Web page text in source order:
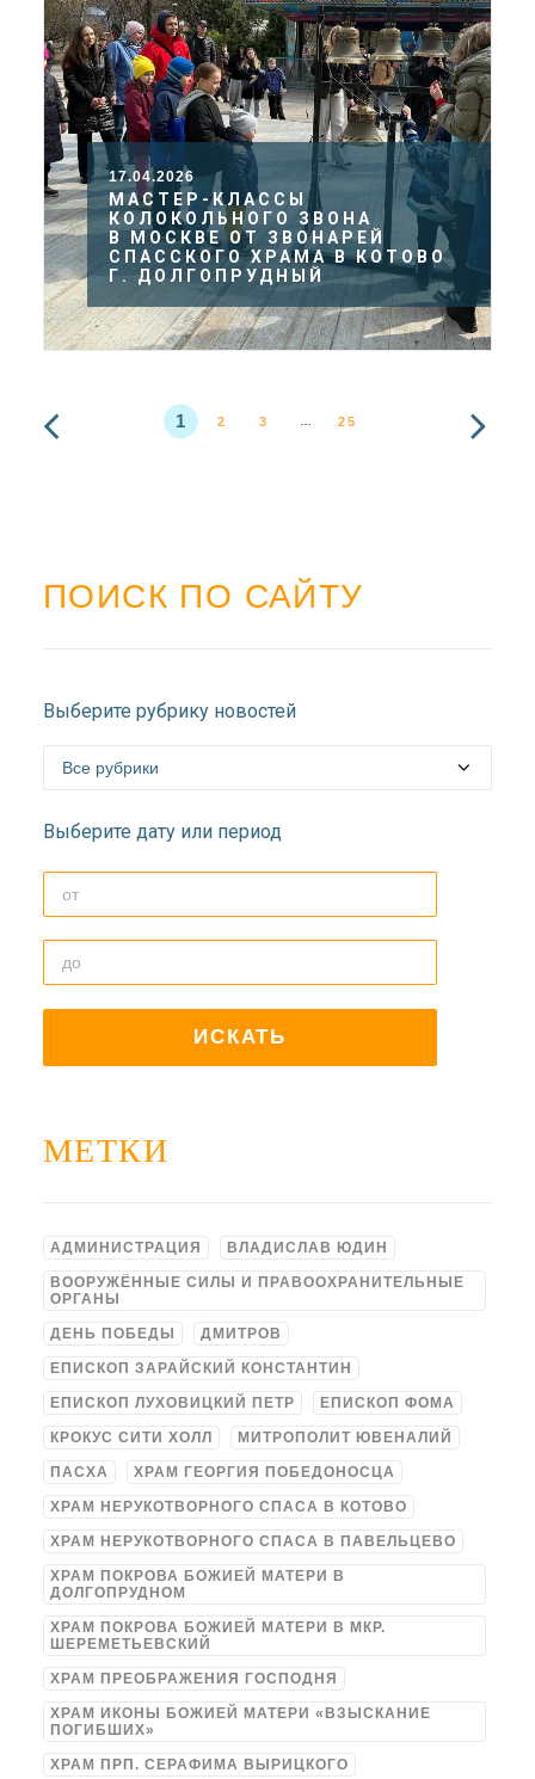
17.04.2026
МАСТЕР-КЛАССЫ
КОЛОКОЛЬНОГО ЗВОНА
В МОСКВЕ ОТ ЗВОНАРЕЙ
СПАССКОГО ХРАМА В КОТОВО
Г. ДОЛГОПРУДНЫЙ
1 2 3 … 25
ПОИСК ПО САЙТУ
Выберите рубрику новостей
Выберите дату или период
МЕТКИ
АДМИНИСТРАЦИЯ ВЛАДИСЛАВ ЮДИН
ВООРУЖЁННЫЕ СИЛЫ И ПРАВООХРАНИТЕЛЬНЫЕ
ОРГАНЫ
ДЕНЬ ПОБЕДЫ ДМИТРОВ
ЕПИСКОП ЗАРАЙСКИЙ КОНСТАНТИН
ЕПИСКОП ЛУХОВИЦКИЙ ПЕТР ЕПИСКОП ФОМА
КРОКУС СИТИ ХОЛЛ МИТРОПОЛИТ ЮВЕНАЛИЙ
ПАСХА ХРАМ ГЕОРГИЯ ПОБЕДОНОСЦА
ХРАМ НЕРУКОТВОРНОГО СПАСА В КОТОВО
ХРАМ НЕРУКОТВОРНОГО СПАСА В ПАВЕЛЬЦЕВО
ХРАМ ПОКРОВА БОЖИЕЙ МАТЕРИ В
ДОЛГОПРУДНОМ
ХРАМ ПОКРОВА БОЖИЕЙ МАТЕРИ В МКР.
ШЕРЕМЕТЬЕВСКИЙ
ХРАМ ПРЕОБРАЖЕНИЯ ГОСПОДНЯ
ХРАМ ИКОНЫ БОЖИЕЙ МАТЕРИ «ВЗЫСКАНИЕ
ПОГИБШИХ»
ХРАМ ПРП. СЕРАФИМА ВЫРИЦКОГО